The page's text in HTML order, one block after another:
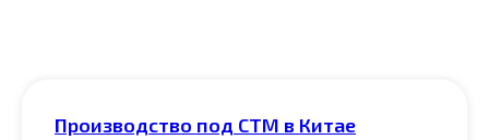
Производство под СТМ в Китае